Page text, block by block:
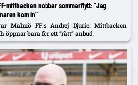
mittbacken nobbar sommarflytt: ”Jag
kom in”
Malmö FF:s Andrej Djuric. Mittbacken
öppnar bara för ett ”rätt” anbud.